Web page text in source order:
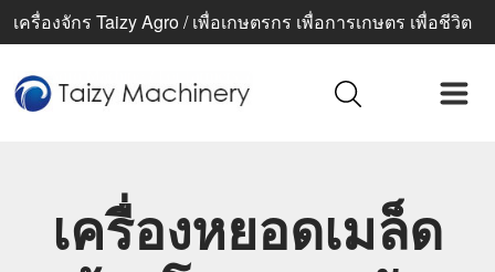
เครื่องจักร Taizy Agro / เพื่อเกษตรกร เพื่อการเกษตร เพื่อชีวิต
เครื่องหยอดเมล็ด